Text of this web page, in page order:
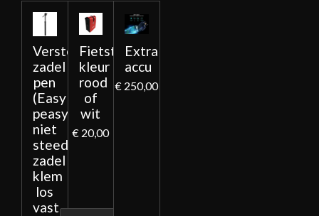
Verstelbare
zadel
pen
(Easy
peasy)
niet
steeds
zadel
klem
los
vast
Fietstas
kleur
rood
of
wit
€ 20,00
Extra
accu
€ 250,00